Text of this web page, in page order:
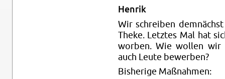
Hen­rik
Wir schrei­ben
Theke. Letz­tes Mal hat
wor­ben. Wie wol­len wir
auch Leute be­wer­ben?
Bis­he­ri­ge Maß­nah­men: